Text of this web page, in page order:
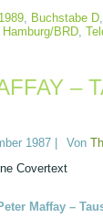
1989, Buchstabe D
Hamburg/BRD,
–
1987 Von
Covertext
Maffay –